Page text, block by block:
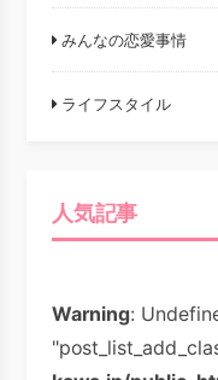
みんなの恋愛事情
ライフスタイル
人気記事
Warning: